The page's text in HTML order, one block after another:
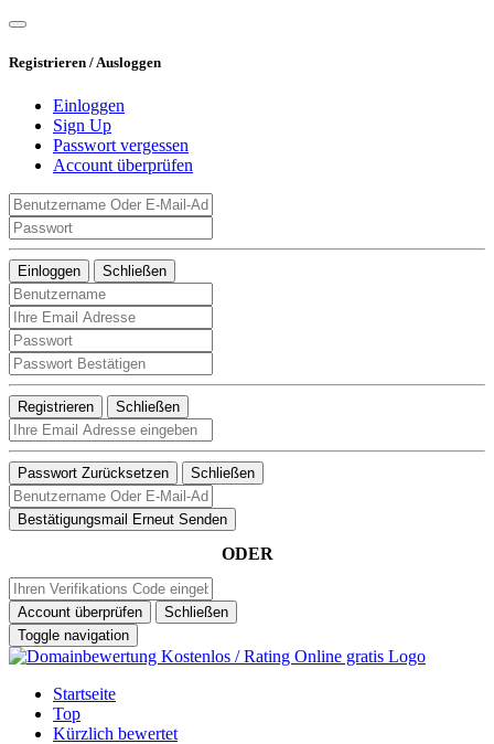
Registrieren / Ausloggen
Einloggen
Sign Up
Passwort vergessen
Account überprüfen
Einloggen Schließen
Registrieren Schließen
Passwort Zurücksetzen Schließen
Bestätigungsmail Erneut Senden
ODER
Account überprüfen
Schließen
Toggle navigation
Startseite
Top
Kürzlich bewertet